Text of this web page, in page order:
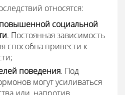
относятся:
социальной
. Постоянная зависимость
способна привести к
поведения. Под
могут усиливаться
или, напротив,